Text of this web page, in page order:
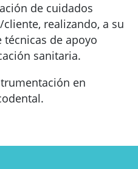
de cuidados
realizando, a su
de apoyo
sanitaria.
en